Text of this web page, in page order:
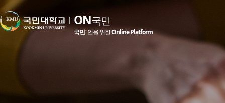
ON국민
국민 인을 위한Online Platform
ON국민
국민 인을 위한Online Platform
ON국민
국민 인을 위한Online Platform
ON국민
국민 인을 위한Online Platform
ON국민
국민 인을 위한Online Platform
ON국민
국민 인을 위한Online Platform